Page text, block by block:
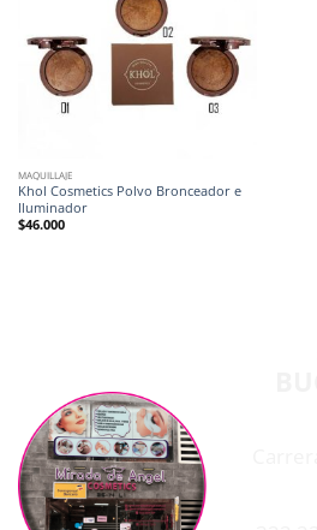
MAQUILLAJE
Khol Cosmetics Polvo Bronceador e
Iluminador
$46.000